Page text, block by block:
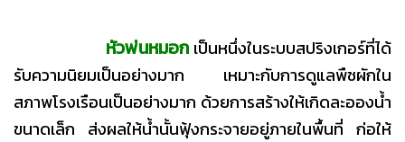
หัวพ่นหมอก เป็นหนึ่งในระบบสปริงเกอร์ที่ได้
รับความนิยมเป็นอย่างมาก เหมาะกับการดูแลพืชผักใน
สภาพโรงเรือนเป็นอย่างมาก ด้วยการสร้างให้เกิดละอองน้ำ
ขนาดเล็ก ส่งผลให้น้ำนั้นฟุ้งกระจายอยู่ภายในพื้นที่ ก่อให้